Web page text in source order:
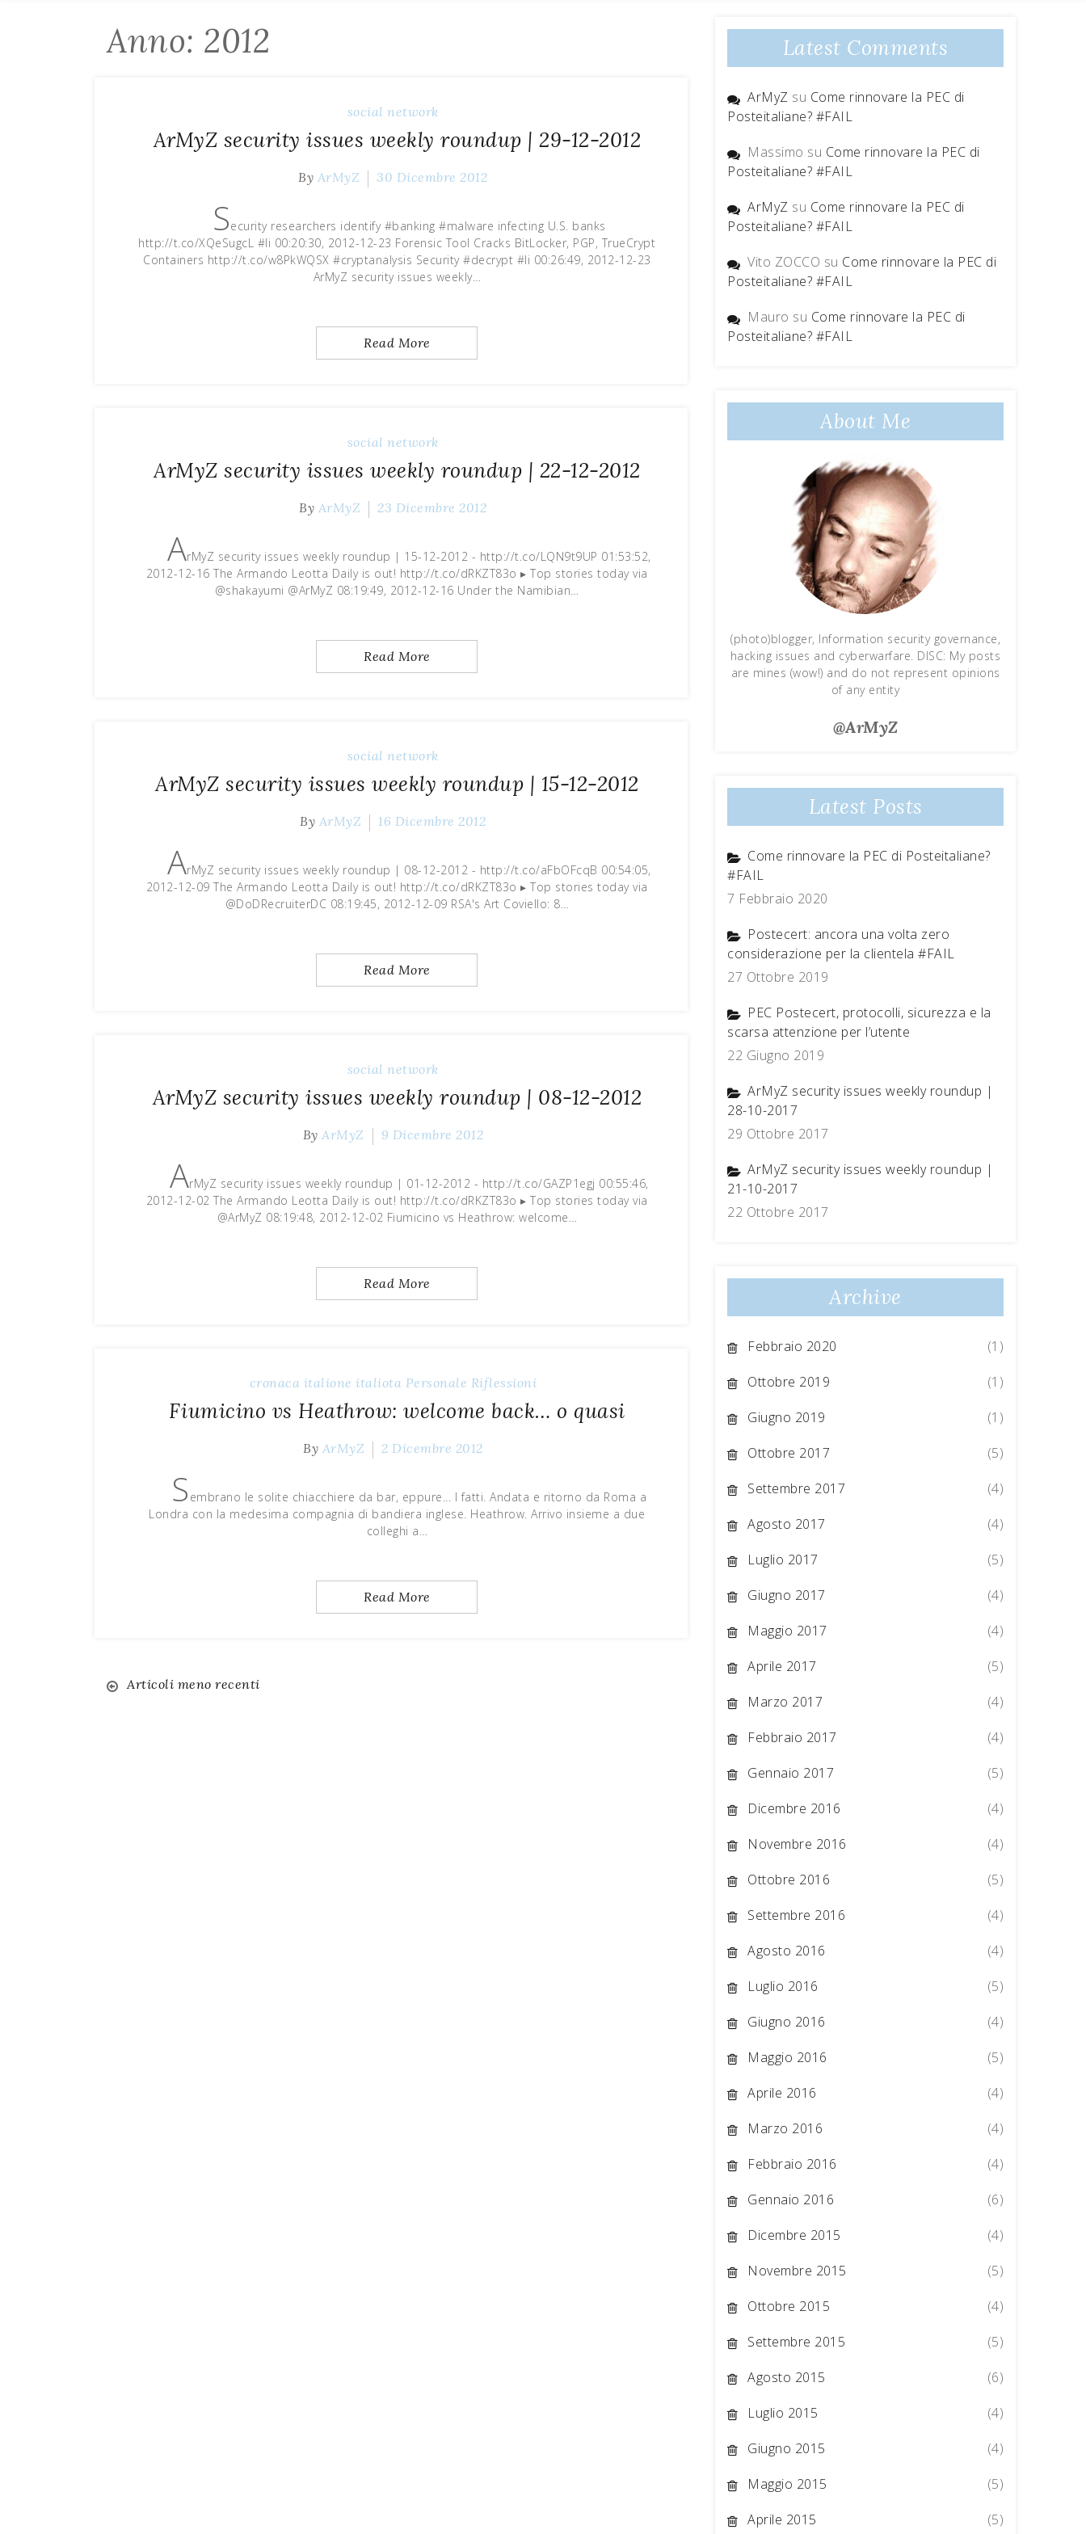
Anno: 2012
social network
ArMyZ security issues weekly roundup | 29-12-2012
By ArMyZ 30 Dicembre 2012
Security researchers identify #banking #malware infecting U.S. banks
http://t.co/XQeSugcL #li 00:20:30, 2012-12-23 Forensic Tool Cracks BitLocker, PGP, TrueCrypt
Containers http://t.co/w8PkWQSX #cryptanalysis Security #decrypt #li 00:26:49, 2012-12-23
ArMyZ security issues weekly…
Read More
social network
ArMyZ security issues weekly roundup | 22-12-2012
By ArMyZ 23 Dicembre 2012
ArMyZ security issues weekly roundup | 15-12-2012 - http://t.co/LQN9t9UP 01:53:52,
2012-12-16 The Armando Leotta Daily is out! http://t.co/dRKZT83o ▸ Top stories today via
@shakayumi @ArMyZ 08:19:49, 2012-12-16 Under the Namibian…
Read More
social network
ArMyZ security issues weekly roundup | 15-12-2012
By ArMyZ 16 Dicembre 2012
ArMyZ security issues weekly roundup | 08-12-2012 - http://t.co/aFbOFcqB 00:54:05,
2012-12-09 The Armando Leotta Daily is out! http://t.co/dRKZT83o ▸ Top stories today via
@DoDRecruiterDC 08:19:45, 2012-12-09 RSA's Art Coviello: 8…
Read More
social network
ArMyZ security issues weekly roundup | 08-12-2012
ByArMyZ 9 Dicembre 2012
ArMyZ security issues weekly roundup | 01-12-2012 - http://t.co/GAZP1egj 00:55:46,
2012-12-02 The Armando Leotta Daily is out! http://t.co/dRKZT83o ▸ Top stories today via
@ArMyZ 08:19:48, 2012-12-02 Fiumicino vs Heathrow: welcome…
Read More
cronaca italione italiota Personale Riflessioni
Fiumicino vs Heathrow: welcome back… o quasi
By ArMyZ 2 Dicembre 2012
S embrano le solite chiacchiere da bar, eppure... I fatti. Andata e ritorno da Roma a
Londra con la medesima compagnia di bandiera inglese. Heathrow. Arrivo insieme a due
colleghi a…
Read More
Navigazione
Articoli meno recenti
Latest Comments
ArMyZ su Come rinnovare la PEC di
Posteitaliane? #FAIL
Massimo su Come rinnovare la PEC di
Posteitaliane? #FAIL
ArMyZ su Come rinnovare la PEC di
Posteitaliane? #FAIL
Vito ZOCCO su Come rinnovare la PEC di
Posteitaliane? #FAIL
Mauro su Come rinnovare la PEC di
Posteitaliane? #FAIL
About Me
(photo)blogger, Information security governance,
hacking issues and cyberwarfare. DISC: My posts
are mines (wow!) and do not represent opinions
of any entity
@ArMyZ
Latest Posts
Come rinnovare la PEC di Posteitaliane?
#FAIL
7 Febbraio 2020
Postecert: ancora una volta zero
considerazione per la clientela #FAIL
27 Ottobre 2019
PEC Postecert, protocolli, sicurezza e la
scarsa attenzione per l’utente
22 Giugno 2019
ArMyZ security issues weekly roundup |
28-10-2017
29 Ottobre 2017
ArMyZ security issues weekly roundup |
21-10-2017
22 Ottobre 2017
Archive
Febbraio 2020
(1)
Ottobre 2019
(1)
Giugno 2019
(1)
Ottobre 2017
(5)
Settembre 2017
(4)
Agosto 2017
(4)
Luglio 2017
(5)
Giugno 2017
(4)
Maggio 2017
(4)
Aprile 2017
(5)
Marzo 2017
(4)
Febbraio 2017
(4)
Gennaio 2017
(5)
Dicembre 2016
(4)
Novembre 2016
(4)
Ottobre 2016
(5)
Settembre 2016
(4)
Agosto 2016
(4)
Luglio 2016
(5)
Giugno 2016
(4)
Maggio 2016
(5)
Aprile 2016
(4)
Marzo 2016
(4)
Febbraio 2016
(4)
Gennaio 2016
(6)
Dicembre 2015
(4)
Novembre 2015
(5)
Ottobre 2015
(4)
Settembre 2015
(5)
Agosto 2015
(6)
Luglio 2015
(4)
Giugno 2015
(4)
Maggio 2015
(5)
Aprile 2015
(5)